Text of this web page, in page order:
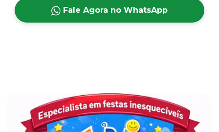
Fale Agora no WhatsApp